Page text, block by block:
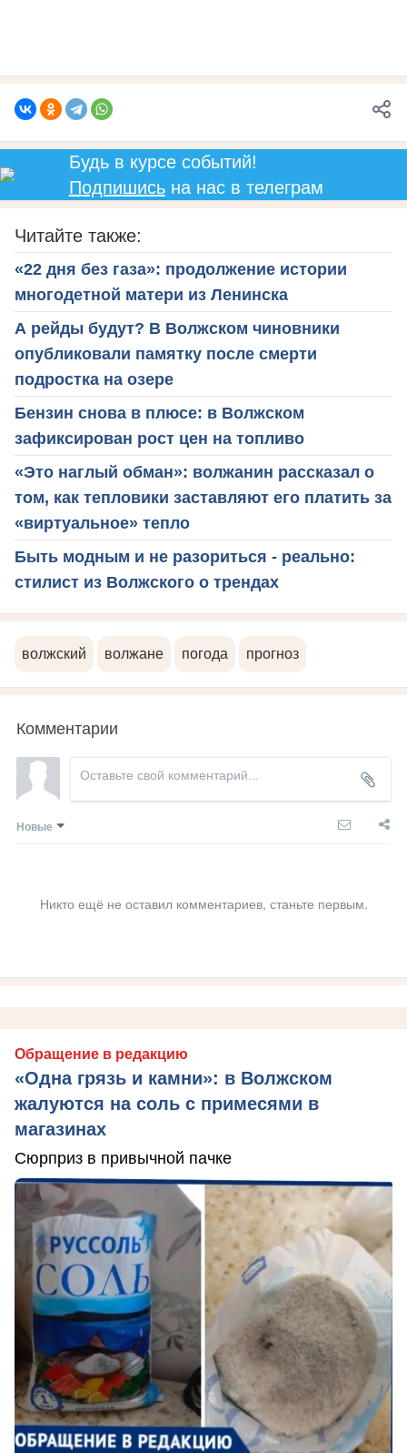
Будь в курсе событий!
Подпишисьна нас в телеграм
Читайте также:
«22 дня без газа»: продолжение истории
многодетной матери из Ленинска
А рейды будут? В Волжском чиновники
опубликовали памятку после смерти
подростка на озере
Бензин снова в плюсе: в Волжском
зафиксирован рост цен на топливо
«Это наглый обман»: волжанин рассказал о
том, как тепловики заставляют его платить за
«виртуальное» тепло
Быть модным и не разориться - реально:
стилист из Волжского о трендах
волжский волжане погода прогноз
Комментарии
Новые
Никто ещё не оставил комментариев, станьте первым.
Обращение в редакцию
«Одна грязь и камни»: в Волжском
жалуются на соль с примесями в
магазинах
Сюрприз в привычной пачке